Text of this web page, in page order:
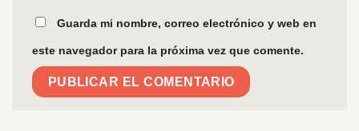
Guarda mi nombre, correo electrónico y web en
este navegador para la próxima vez que comente.